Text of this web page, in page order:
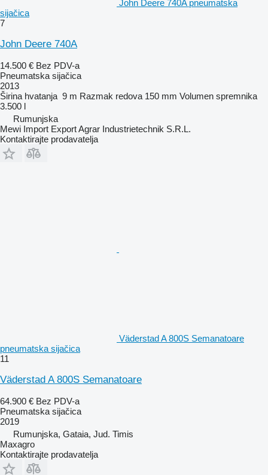
John Deere 740A pneumatska
sijačica
7
John Deere 740A
14.500 € Bez PDV-a
Pneumatska sijačica
2013
Širina hvatanja 9 m Razmak redova 150 mm Volumen spremnika
3.500 l
Rumunjska
Mewi Import Export Agrar Industrietechnik S.R.L.
Kontaktirajte prodavatelja
Väderstad A 800S Semanatoare
pneumatska sijačica
11
Väderstad A 800S Semanatoare
64.900 € Bez PDV-a
Pneumatska sijačica
2019
Rumunjska, Gataia, Jud. Timis
Maxagro
Kontaktirajte prodavatelja